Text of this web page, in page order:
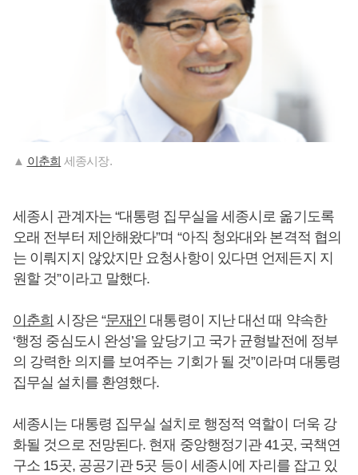
▲ 이춘희 세종시장.
세종시 관계자는 “대통령 집무실을 세종시로 옮기도록
오래 전부터 제안해왔다”며 “아직 청와대와 본격적 협의
는 이뤄지지 않았지만 요청사항이 있다면 언제든지 지
원할 것”이라고 말했다.
이춘희 시장은 “문재인 대통령이 지난 대선 때 약속한
‘행정 중심도시 완성’을 앞당기고 국가 균형발전에 정부
의 강력한 의지를 보여주는 기회가 될 것”이라며 대통령
집무실 설치를 환영했다.
세종시는 대통령 집무실 설치로 행정적 역할이 더욱 강
화될 것으로 전망된다. 현재 중앙행정기관 41곳, 국책연
구소 15곳, 공공기관 5곳 등이 세종시에 자리를 잡고 있